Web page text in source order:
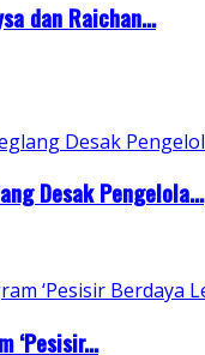
dan Raichan...
Desak Pengelola...
‘Pesisir...